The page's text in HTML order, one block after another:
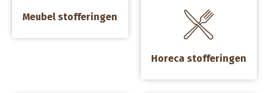
Meubel stofferingen
Horeca stofferingen